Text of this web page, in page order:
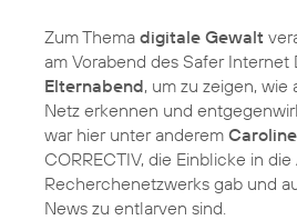
Zum Thema digitale Gewalt
am Vorabend des Safer Internet
Elternabend, um zu zeigen, wie
Netz erkennen und
war hier unter anderem
CORRECTIV, die Einblicke in
Recherchenetzwerks gab und
News zu entlarven sind.